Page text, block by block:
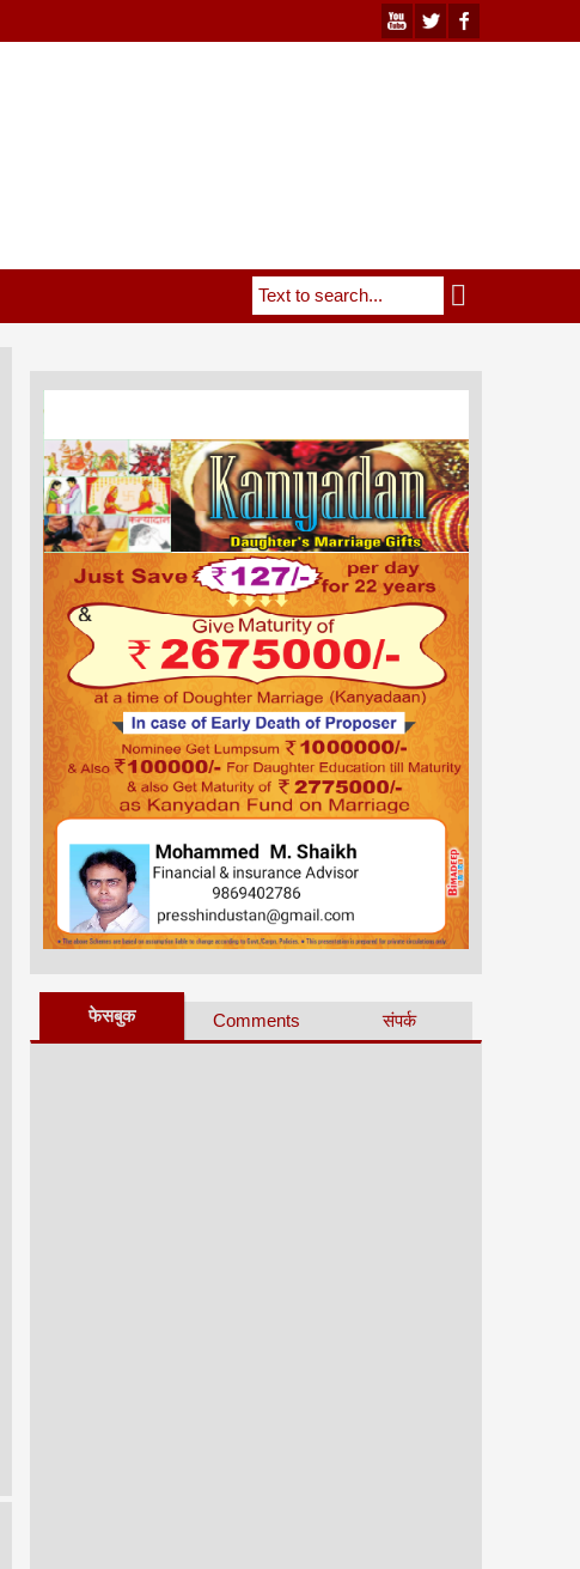
फेसबुक Comments संपर्क